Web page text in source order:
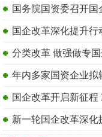
国务院国资委召开
国企改革深化提升
分类改革 做强做专
年内多家国资企业拟
国企改革开启新征
新一轮国企改革深